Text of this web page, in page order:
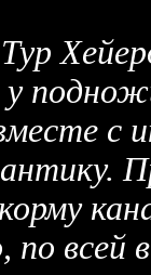
у
с
по всей